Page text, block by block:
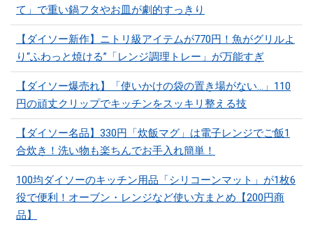
て」で重い鍋フタやお皿が劇的すっきり
【ダイソー新作】ニトリ級アイテムが770円！魚がグリルよ
り“ふわっと焼ける”「レンジ調理トレー」が万能すぎ
【ダイソー爆売れ】「使いかけの袋の置き場がない…」110
円の頑丈クリップでキッチンをスッキリ整える技
【ダイソー名品】330円「炊飯マグ」は電子レンジでご飯1
合炊き！洗い物も楽ちんでお手入れ簡単！
100均ダイソーのキッチン用品「シリコーンマット」​​が1枚6
役で便利！オーブン・レンジなど使い方まとめ【200円商
品】